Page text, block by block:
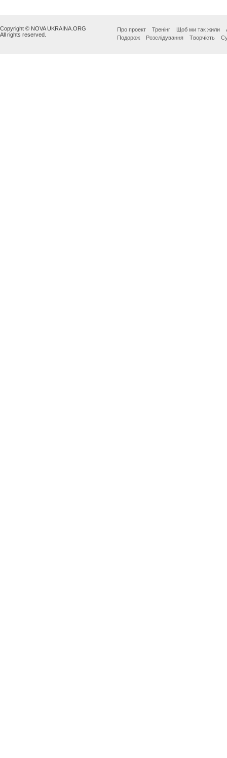
Copyright © NOVA UKRAINA.ORG
All rights reserved.
Про проект Тренінг Щоб ми так жили
Подорож
Розслідування Творчість